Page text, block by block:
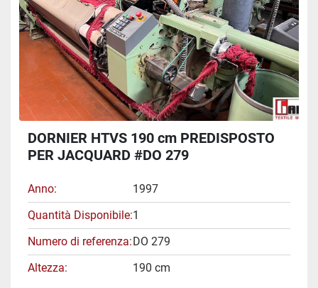
DORNIER HTVS 190 cm PREDISPOSTO
PER JACQUARD #DO 279
Anno
1997
Quantità Disponibile 1
Numero di referenza DO 279
Altezza
190 cm